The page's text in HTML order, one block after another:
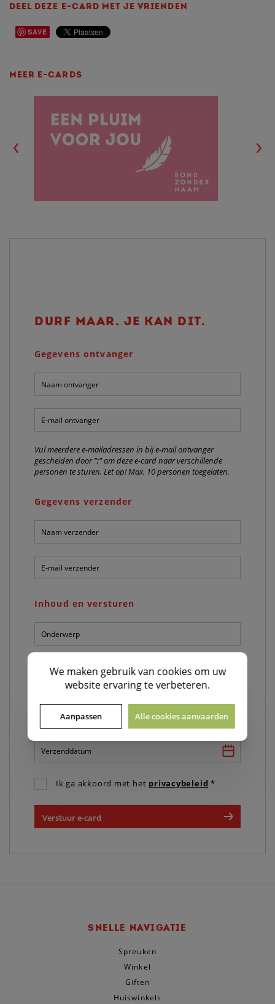
DEEL DEZE E-CARD MET JE VRIENDEN
SAVE
MEER E-CARDS
DURF MAAR. JE KAN DIT.
Gegevens ontvanger
ontvanger:
*
mail
ontvanger:
*
Vul meerdere e-mailadressen in bij e-mail ontvanger
gescheiden door ";" om deze e-card naar verschillende
personen te sturen. Let op! Max. 10 personen toegelaten.
Gegevens verzender
verzender:
*
mail
verzender:
Inhoud en versturen
bericht:
Verzenddatum:
Ik ga akkoord met het privacybeleid *
Verstuur e-card
SNELLE NAVIGATIE
Spreuken
Winkel
Giften
Huiswinkels
We maken gebruik van cookies om uw
website ervaring te verbeteren.
Aanpassen Alle cookies aanvaarden